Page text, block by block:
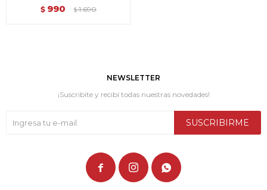
$ 990 $ 1.690
NEWSLETTER
¡Suscribite y recibí todas nuestras novedades!
SUSCRIBIRME
  